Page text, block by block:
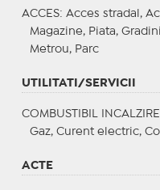
ACCES: Acces stradal,
Magazine, Piata,
Metrou, Parc
UTILITATI/SERVICII
COMBUSTIBIL INCALZIRE
Gaz, Curent electric,
ACTE